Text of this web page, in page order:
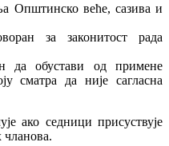
Општинско веће, сазива и
за законитост рада
да обустави од примене
сматра да није сагласна
ако седници присуствује
чланова.